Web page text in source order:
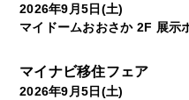
2026年9月5日(土)
マイドームおおさか 2F 展示
マイナビ移住フェア
2026年9月5日(土)